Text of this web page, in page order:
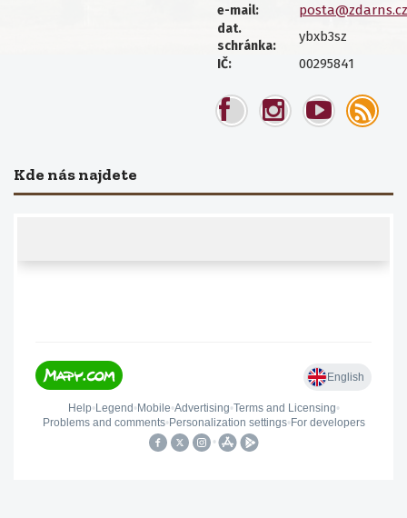
e-mail: posta@zdarns.cz
dat.
schránka:
ybxb3sz
IČ: 00295841
Kde nás najdete